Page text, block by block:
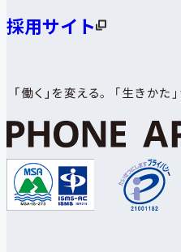
採用サイト